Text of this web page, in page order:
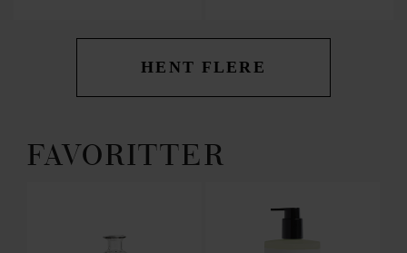
HENT FLERE
FAVORITTER